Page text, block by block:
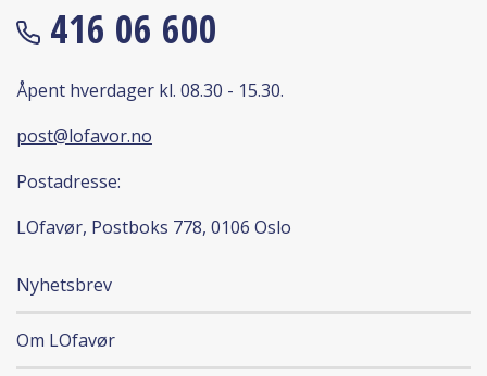
416 06 600
Åpent hverdager kl. 08.30 - 15.30.
post@lofavor.no
Postadresse:
LOfavør, Postboks 778, 0106 Oslo
Nyhetsbrev
Om LOfavør